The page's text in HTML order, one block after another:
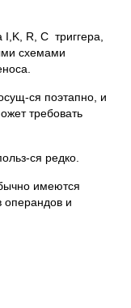
R, C триггера,
схемами
ся поэтапно, и
требовать
ся редко.
имеются
операндов и